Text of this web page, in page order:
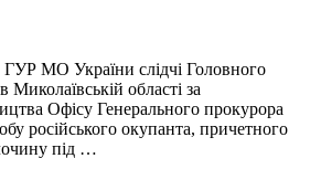
ГУР МО України слідчі Головного
Миколаївській області за
Офісу Генерального прокурора
російського окупанта, причетного
під …